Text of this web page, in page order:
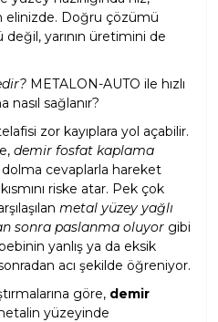
Doğru çözümü
yarının üretimini de
METALON-AUTO ile hızlı
nasıl sağlanır?
zor kayıplara yol açabilir.
demir fosfat kaplama
cevaplarla hareket
riske atar. Pek çok
metal yüzey yağlı
sonra paslanma oluyor gibi
yanlış ya da eksik
acı şekilde öğreniyor.
göre, demir
yüzeyinde